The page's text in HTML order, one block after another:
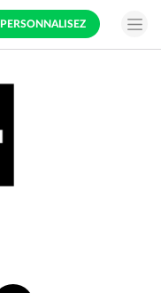
PERSONNALISEZ